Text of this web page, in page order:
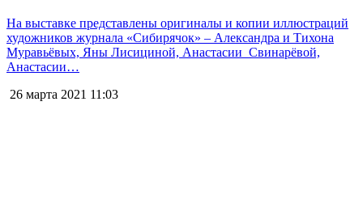
На выставке представлены оригиналы и копии иллюстраций
художников журнала «Сибирячок» – Александра и Тихона
Муравьёвых, Яны Лисициной, Анастасии Свинарёвой,
Анастасии…
26 марта 2021 11:03